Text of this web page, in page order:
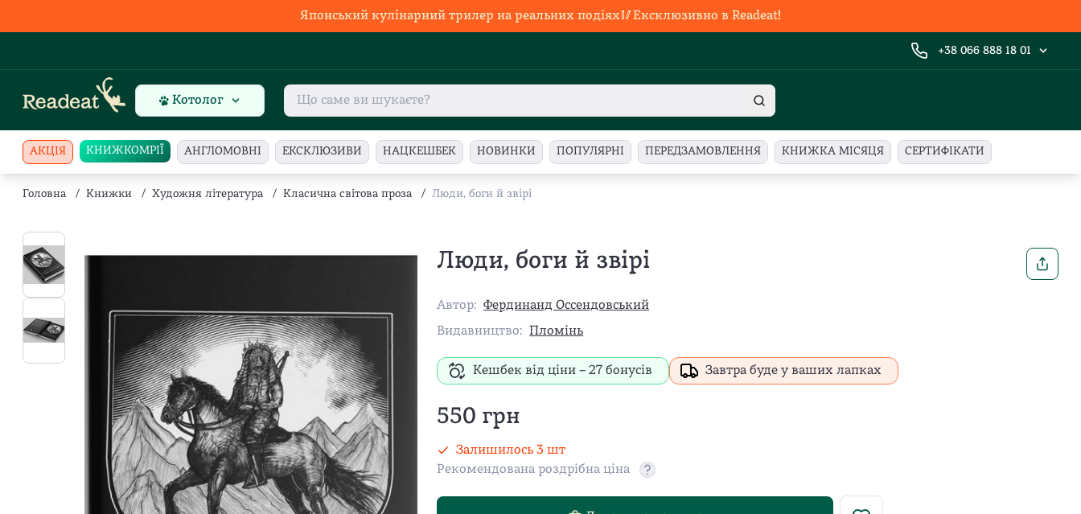
Японський кулінарний трилер на реальних подіях🥢Ексклюзивно в Readeat!
+38 066 888 18 01
Котолог
АКЦІЯ КНИЖКОМРІЇ АНГЛОМОВНІ ЕКСКЛЮЗИВИ НАЦКЕШБЕК НОВИНКИ ПОПУЛЯРНІ ПЕРЕДЗАМОВЛЕННЯ КНИЖКА МІСЯЦЯ СЕРТИФІКАТИ
Головна / Книжки / Художня література / Класична світова проза / Люди, боги й звірі
Люди, боги й звірі
Автор: Фердинанд Оссендовський
Видавництво:
Пломінь
Кешбек від ціни –27 бонусів Завтра буде у ваших лапках
550 грн
Залишилось3 шт
Рекомендована роздрібна ціна